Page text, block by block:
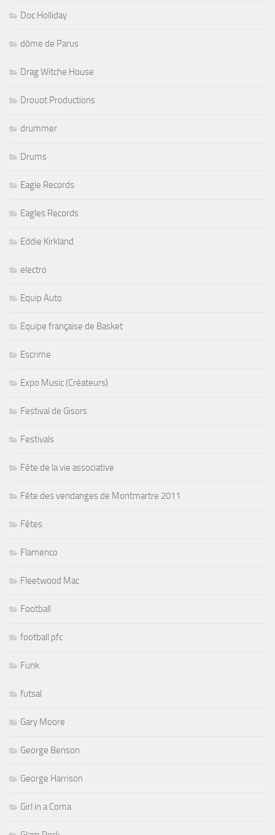
Doc Holliday
dôme de Parus
Drag Witche House
Drouot Productions
drummer
Drums
Eagle Records
Eagles Records
Eddie Kirkland
electro
Equip Auto
Equipe française de Basket
Escrime
Expo Music (Créateurs)
Festival de Gisors
Festivals
Fête de la vie associative
Fête des vendanges de Montmartre 2011
Fêtes
Flamenco
Fleetwood Mac
Football
football pfc
Funk
futsal
Gary Moore
George Benson
George Harrison
Girl in a Coma